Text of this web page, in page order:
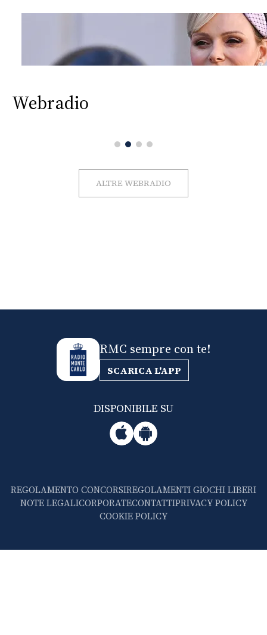
Webradio
ALTRE WEBRADIO
RMC sempre con te!
SCARICA L'APP
DISPONIBILE SU
REGOLAMENTO CONCORSIREGOLAMENTI GIOCHI LIBERI
NOTE LEGALICORPORATECONTATTIPRIVACY POLICY
COOKIE POLICY